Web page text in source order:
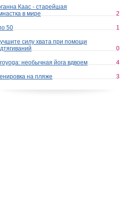
Каас - старейшая
в мире
2
50 1
силу хвата при помощи
0
необычная йога вдвоем 4
на пляже 3